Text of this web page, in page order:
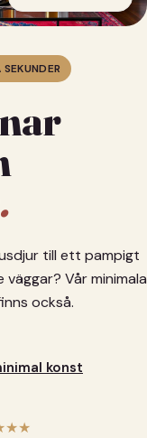
till ett pampigt
Vår minimala
också.
konst